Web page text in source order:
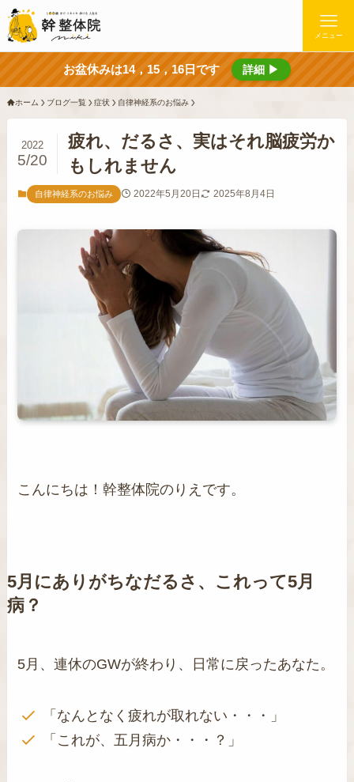
メニュー
お盆休みは14，15，16日です 詳細 ▶
ホーム ブログ一覧 症状 自律神経系のお悩み
疲れ、だるさ、実はそれ脳疲労か
もしれません
2022
5/20
自律神経系のお悩み 2022年5月20日 2025年8月4日
こんにちは！幹整体院のりえです。
5月にありがちなだるさ、これって5月
病？
5月、連休のGWが終わり、日常に戻ったあなた。
「なんとなく疲れが取れない・・・」
「これが、五月病か・・・？」